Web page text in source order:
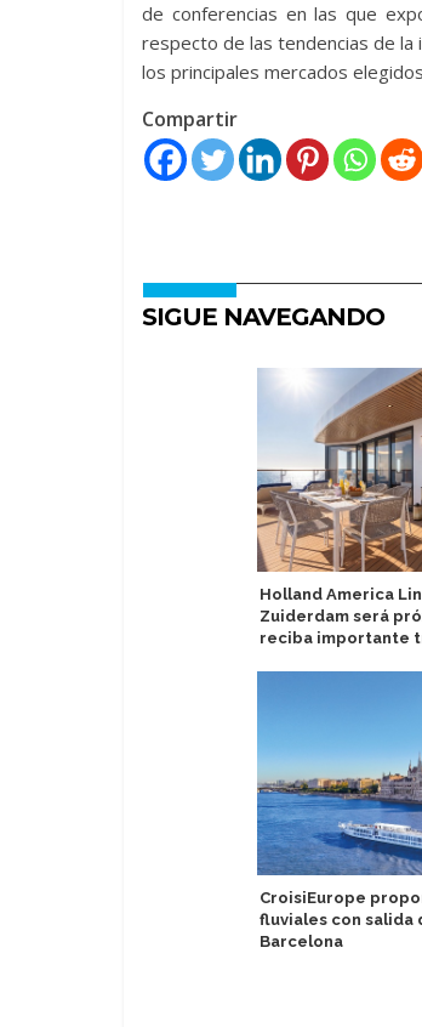
de conferencias en las que
respecto de las tendencias de
los principales mercados
Compartir
SIGUE NAVEGANDO
Holland America
Zuiderdam será
reciba importante
CroisiEurope
fluviales con salida
Barcelona